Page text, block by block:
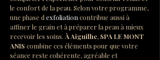
le confort de la peau. Selon votre programme,
une phase d exfoliation contribue aussi à
affiner le grain et à préparer la peau à mieux
recevoir les soins. À Aiguilhe, SPA LE MONT
ANIS combine ces éléments pour que votre
séance reste cohérente, agréable et